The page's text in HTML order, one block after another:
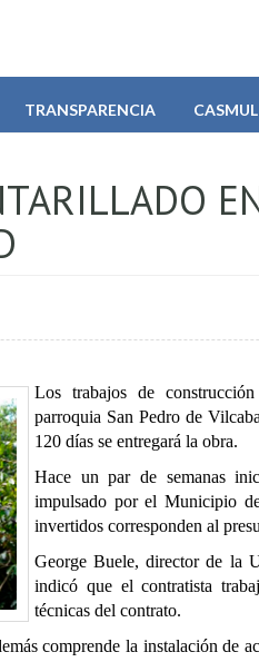
TRANSPARENCIA CASMUL
Los trabajos de
parroquia San Pedro de
120 días se entregará la obra.
Hace un par de semanas
impulsado por el Municipio
invertidos corresponden al
George Buele, director de la
indicó que el contratista
técnicas del contrato.
comprende la instalación